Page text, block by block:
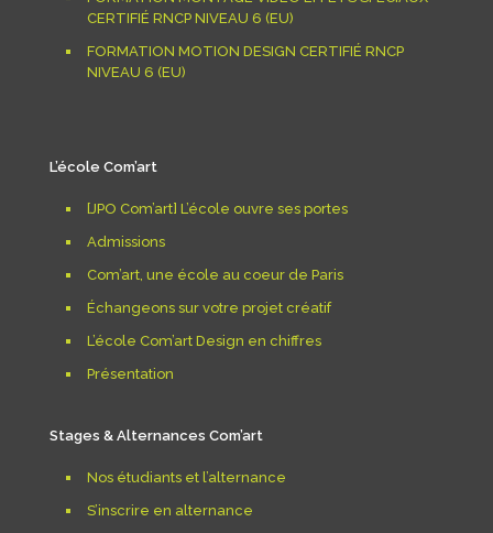
CERTIFIÉ RNCP NIVEAU 6 (EU)
FORMATION MOTION DESIGN CERTIFIÉ RNCP
NIVEAU 6 (EU)
L’école Com’art
[JPO Com’art] L’école ouvre ses portes
Admissions
Com’art, une école au coeur de Paris
Échangeons sur votre projet créatif
L’école Com’art Design en chiffres
Présentation
Stages & Alternances Com’art
Nos étudiants et l’alternance
S’inscrire en alternance